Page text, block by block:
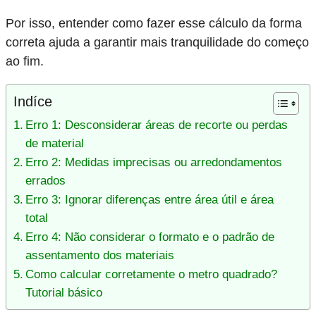
Por isso, entender como fazer esse cálculo da forma
correta ajuda a garantir mais tranquilidade do começo
ao fim.
Indíce
Erro 1: Desconsiderar áreas de recorte ou perdas
de material
Erro 2: Medidas imprecisas ou arredondamentos
errados
Erro 3: Ignorar diferenças entre área útil e área
total
Erro 4: Não considerar o formato e o padrão de
assentamento dos materiais
Como calcular corretamente o metro quadrado?
Tutorial básico